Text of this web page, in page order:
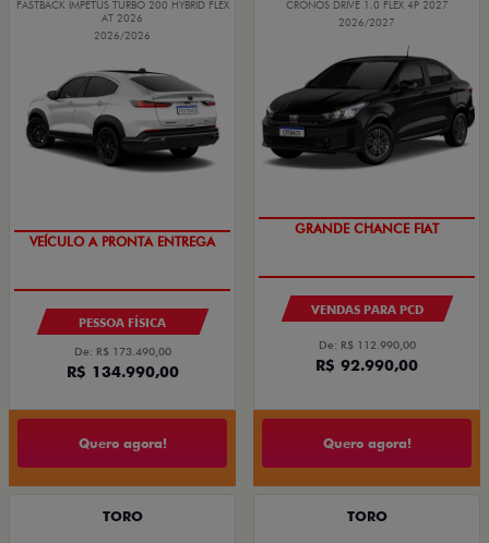
FASTBACK IMPETUS TURBO 200 HYBRID FLEX
AT 2026
2026/2026
GRANDE CHANCE FIAT
PESSOA FÍSICA
De: R$ 173.490,00
R$ 134.990,00
Quero agora!
CRONOS DRIVE 1.0 FLEX 4P 2027
2026/2027
VENDAS PARA PCD
De: R$ 112.990,00
R$ 92.990,00
Quero agora!
TORO TORO